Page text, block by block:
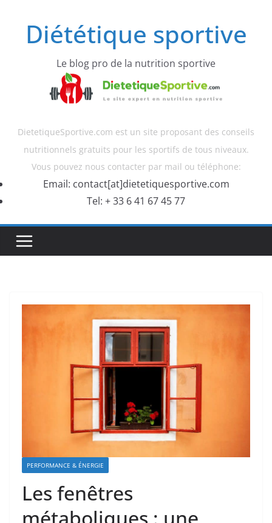
Diététique sportive
Le blog pro de la nutrition sportive
DietetiqueSportive.com est un site proposant des conseils
nutritionnels gratuits pour les sportifs de tous niveaux.
Vous pouvez nous contacter par mail ou téléphone:
Email: contact[at]dietetiquesportive.com
Tel: + 33 6 41 67 45 77
PERFORMANCE & ÉNERGIE
Les fenêtres
métaboliques : une